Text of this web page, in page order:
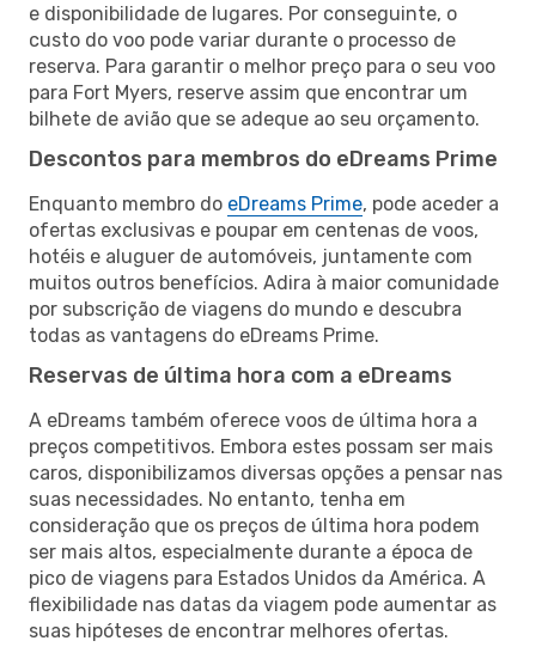
e disponibilidade de lugares. Por conseguinte, o
custo do voo pode variar durante o processo de
reserva. Para garantir o melhor preço para o seu voo
para Fort Myers, reserve assim que encontrar um
bilhete de avião que se adeque ao seu orçamento.
Descontos para membros do eDreams Prime
Enquanto membro do eDreams Prime, pode aceder a
ofertas exclusivas e poupar em centenas de voos,
hotéis e aluguer de automóveis, juntamente com
muitos outros benefícios. Adira à maior comunidade
por subscrição de viagens do mundo e descubra
todas as vantagens do eDreams Prime.
Reservas de última hora com a eDreams
A eDreams também oferece voos de última hora a
preços competitivos. Embora estes possam ser mais
caros, disponibilizamos diversas opções a pensar nas
suas necessidades. No entanto, tenha em
consideração que os preços de última hora podem
ser mais altos, especialmente durante a época de
pico de viagens para Estados Unidos da América. A
flexibilidade nas datas da viagem pode aumentar as
suas hipóteses de encontrar melhores ofertas.